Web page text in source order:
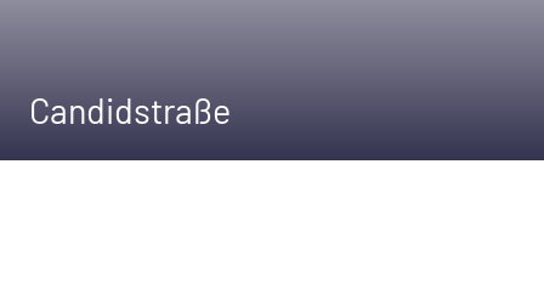
Candidstraße